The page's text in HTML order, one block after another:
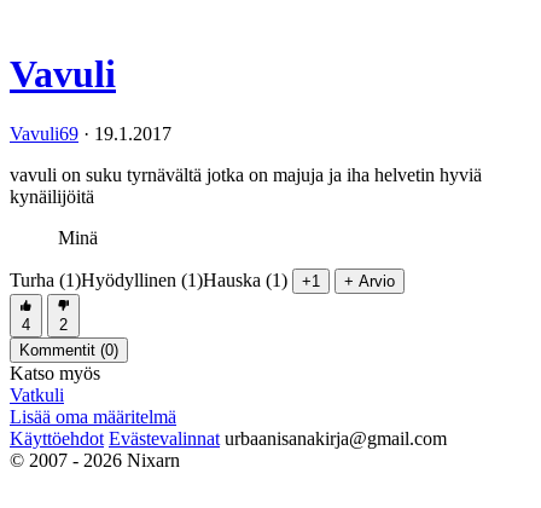
Vavuli
Vavuli69 · 19.1.2017
vavuli on suku tyrnävältä jotka on majuja ja iha helvetin hyviä
kynäilijöitä
Minä
Turha (1)Hyödyllinen (1)Hauska (1) +1 + Arvio
4
2
Kommentit (0)
Katso myös
Vatkuli
Lisää oma määritelmä
Käyttöehdot Evästevalinnat urbaanisanakirja@gmail.com
© 2007 - 2026 Nixarn